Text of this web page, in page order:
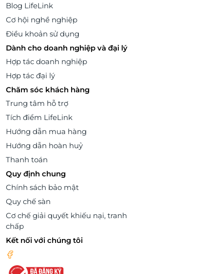
Blog LifeLink
Cơ hội nghề nghiệp
Điều khoản sử dụng
Dành cho doanh nghiệp và đại lý
Hợp tác doanh nghiệp
Hợp tác đại lý
Chăm sóc khách hàng
Trung tâm hỗ trợ
Tích điểm LifeLink
Hướng dẫn mua hàng
Hướng dẫn hoàn huỷ
Thanh toán
Quy định chung
Chính sách bảo mật
Quy chế sàn
Cơ chế giải quyết khiếu nại, tranh
chấp
Kết nối với chúng tôi